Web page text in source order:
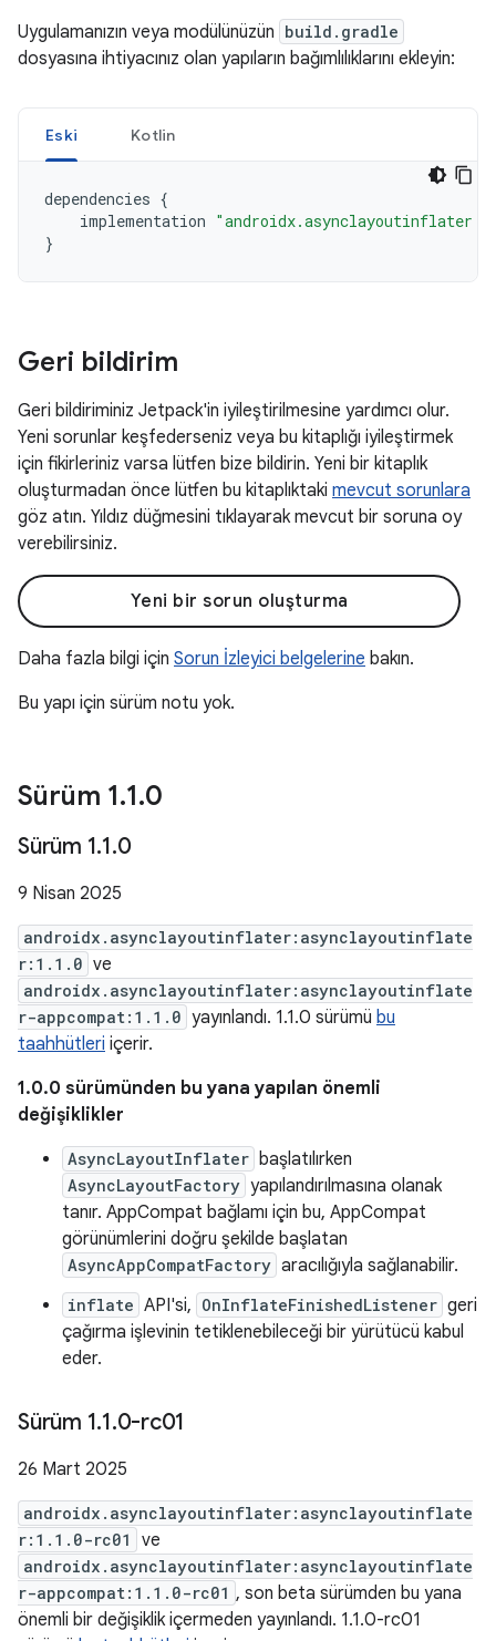
Uygulamanızın veya modülünüzün build.gradle
dosyasına ihtiyacınız olan yapıların bağımlılıklarını ekleyin:
Eski Kotlin
dependencies {
implementation
}
Geri bildirim
Geri bildiriminiz Jetpack'in iyileştirilmesine yardımcı olur.
Yeni sorunlar keşfederseniz veya bu kitaplığı iyileştirmek
için fikirleriniz varsa lütfen bize bildirin. Yeni bir kitaplık
oluşturmadan önce lütfen bu kitaplıktaki mevcut sorunlara
göz atın. Yıldız düğmesini tıklayarak mevcut bir soruna oy
verebilirsiniz.
Yeni bir sorun oluşturma
Daha fazla bilgi için Sorun İzleyici belgelerine bakın.
Bu yapı için sürüm notu yok.
Sürüm 1.1.0
Sürüm 1.1.0
9 Nisan 2025
androidx.asynclayoutinflater:asynclayoutinflate
r:1.1.0 ve
androidx.asynclayoutinflater:asynclayoutinflate
r-appcompat:1.1.0 yayınlandı. 1.1.0 sürümü bu
taahhütleri içerir.
1.0.0 sürümünden bu yana yapılan önemli
değişiklikler
AsyncLayoutInflater başlatılırken
AsyncLayoutFactory yapılandırılmasına olanak
tanır. AppCompat bağlamı için bu, AppCompat
görünümlerini doğru şekilde başlatan
AsyncAppCompatFactory aracılığıyla sağlanabilir.
inflate API'si, OnInflateFinishedListener geri
çağırma işlevinin tetiklenebileceği bir yürütücü kabul
eder.
Sürüm 1.1.0-rc01
26 Mart 2025
androidx.asynclayoutinflater:asynclayoutinflate
r:1.1.0-rc01
ve
androidx.asynclayoutinflater:asynclayoutinflate
r-appcompat:1.1.0-rc01 , son beta sürümden bu yana
önemli bir değişiklik içermeden yayınlandı. 1.1.0-rc01